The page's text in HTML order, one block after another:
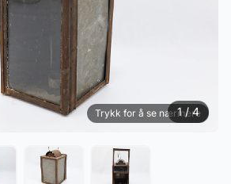
Trykk for å se nærmere
1 / 4